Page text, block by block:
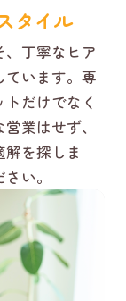
タイル
丁寧なヒア
ています。専
だけでなく
業はせず、
を探しま
い。